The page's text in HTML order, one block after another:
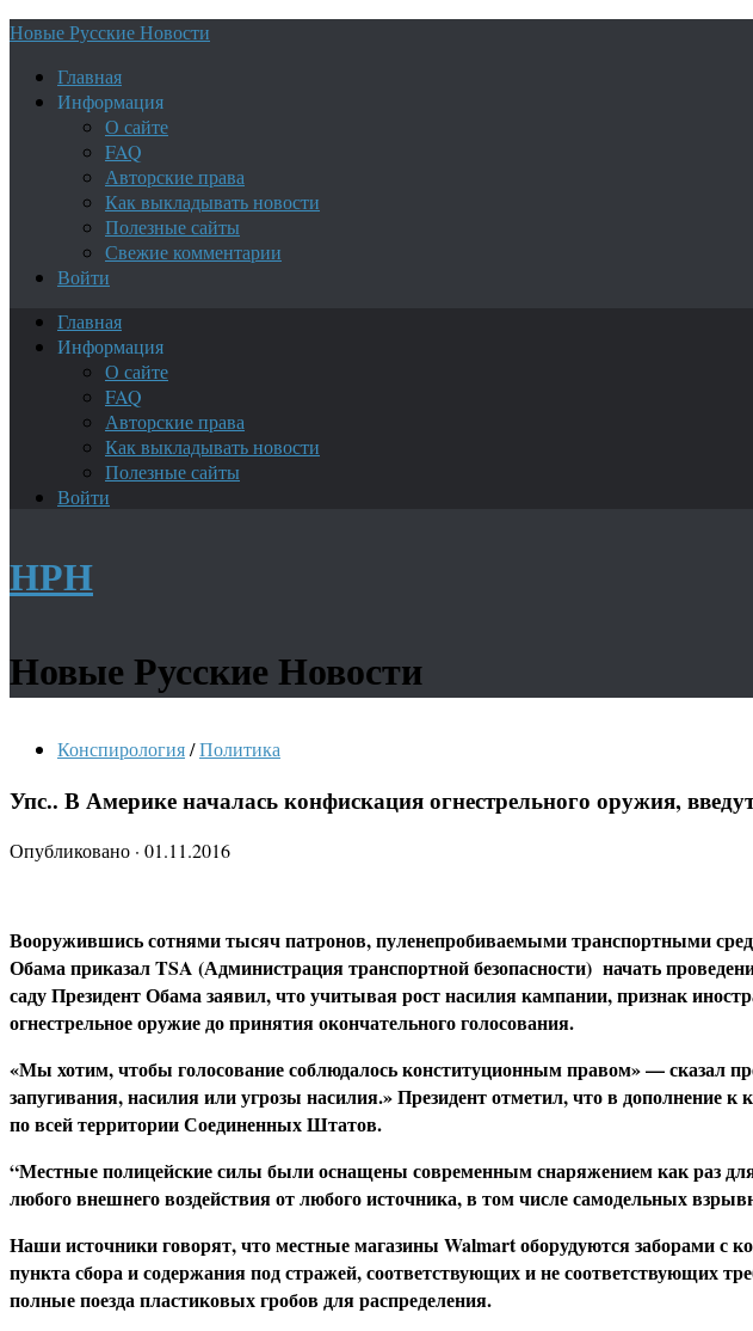
Новые Русские Новости
Главная
Информация
О сайте
FAQ
Авторские права
Как выкладывать новости
Полезные сайты
Свежие комментарии
Войти
Главная
Информация
О сайте
FAQ
Авторские права
Как выкладывать новости
Полезные сайты
Войти
НРН
Новые Русские Новости
Конспирология/Политика
Упс.. В Америке началась конфискация огнестрельного оружия,
Опубликовано · 01.11.2016
Вооружившись сотнями тысяч патронов, пуленепробиваемыми транспортными
Обама приказал TSA (Администрация транспортной безопасности) начать
саду Президент Обама заявил, что учитывая рост насилия кампании, признак
огнестрельное оружие до принятия окончательного голосования.
«Мы хотим, чтобы голосование соблюдалось конституционным правом» — сказал
запугивания, насилия или угрозы насилия.» Президент отметил, что в дополнение
по всей территории Соединенных Штатов.
“Местные полицейские силы были оснащены современным снаряжением как раз
любого внешнего воздействия от любого источника, в том числе самодельных
Наши источники говорят, что местные магазины Walmart оборудуются заборами
пункта сбора и содержания под стражей, соответствующих и не соответствующих
полные поезда пластиковых гробов для распределения.